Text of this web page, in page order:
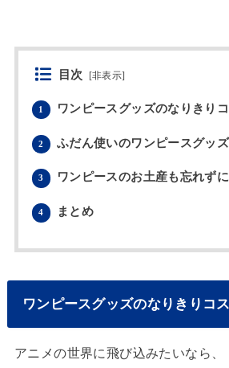
目次 [非表示]
1 ワンピースグッズのなりきり
2 ふだん使いのワンピースグッズ
3 ワンピースのお土産も忘れずに
4 まとめ
ワンピースグッズのなりきりコ
アニメの世界に飛び込みたいなら、